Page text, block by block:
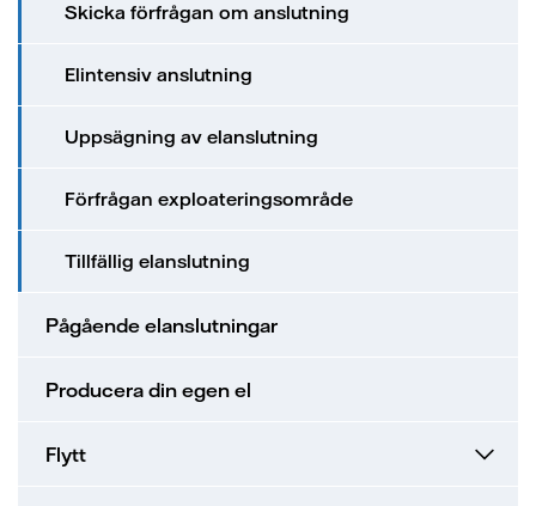
Skicka förfrågan om anslutning
Elintensiv anslutning
Uppsägning av elanslutning
Förfrågan exploateringsområde
Tillfällig elanslutning
Pågående elanslutningar
Producera din egen el
Flytt